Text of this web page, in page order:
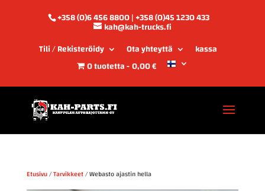
+358 (0)6 456 8800 | +358 (0)45 1230 433
kah@kah-trucks.fi
Tili / Rekisteröidy
Ota yhteyttä
kassa
0 tuotetta 0,00 €
Etusivu/Tarvikkeet/ Webasto ajastin hella